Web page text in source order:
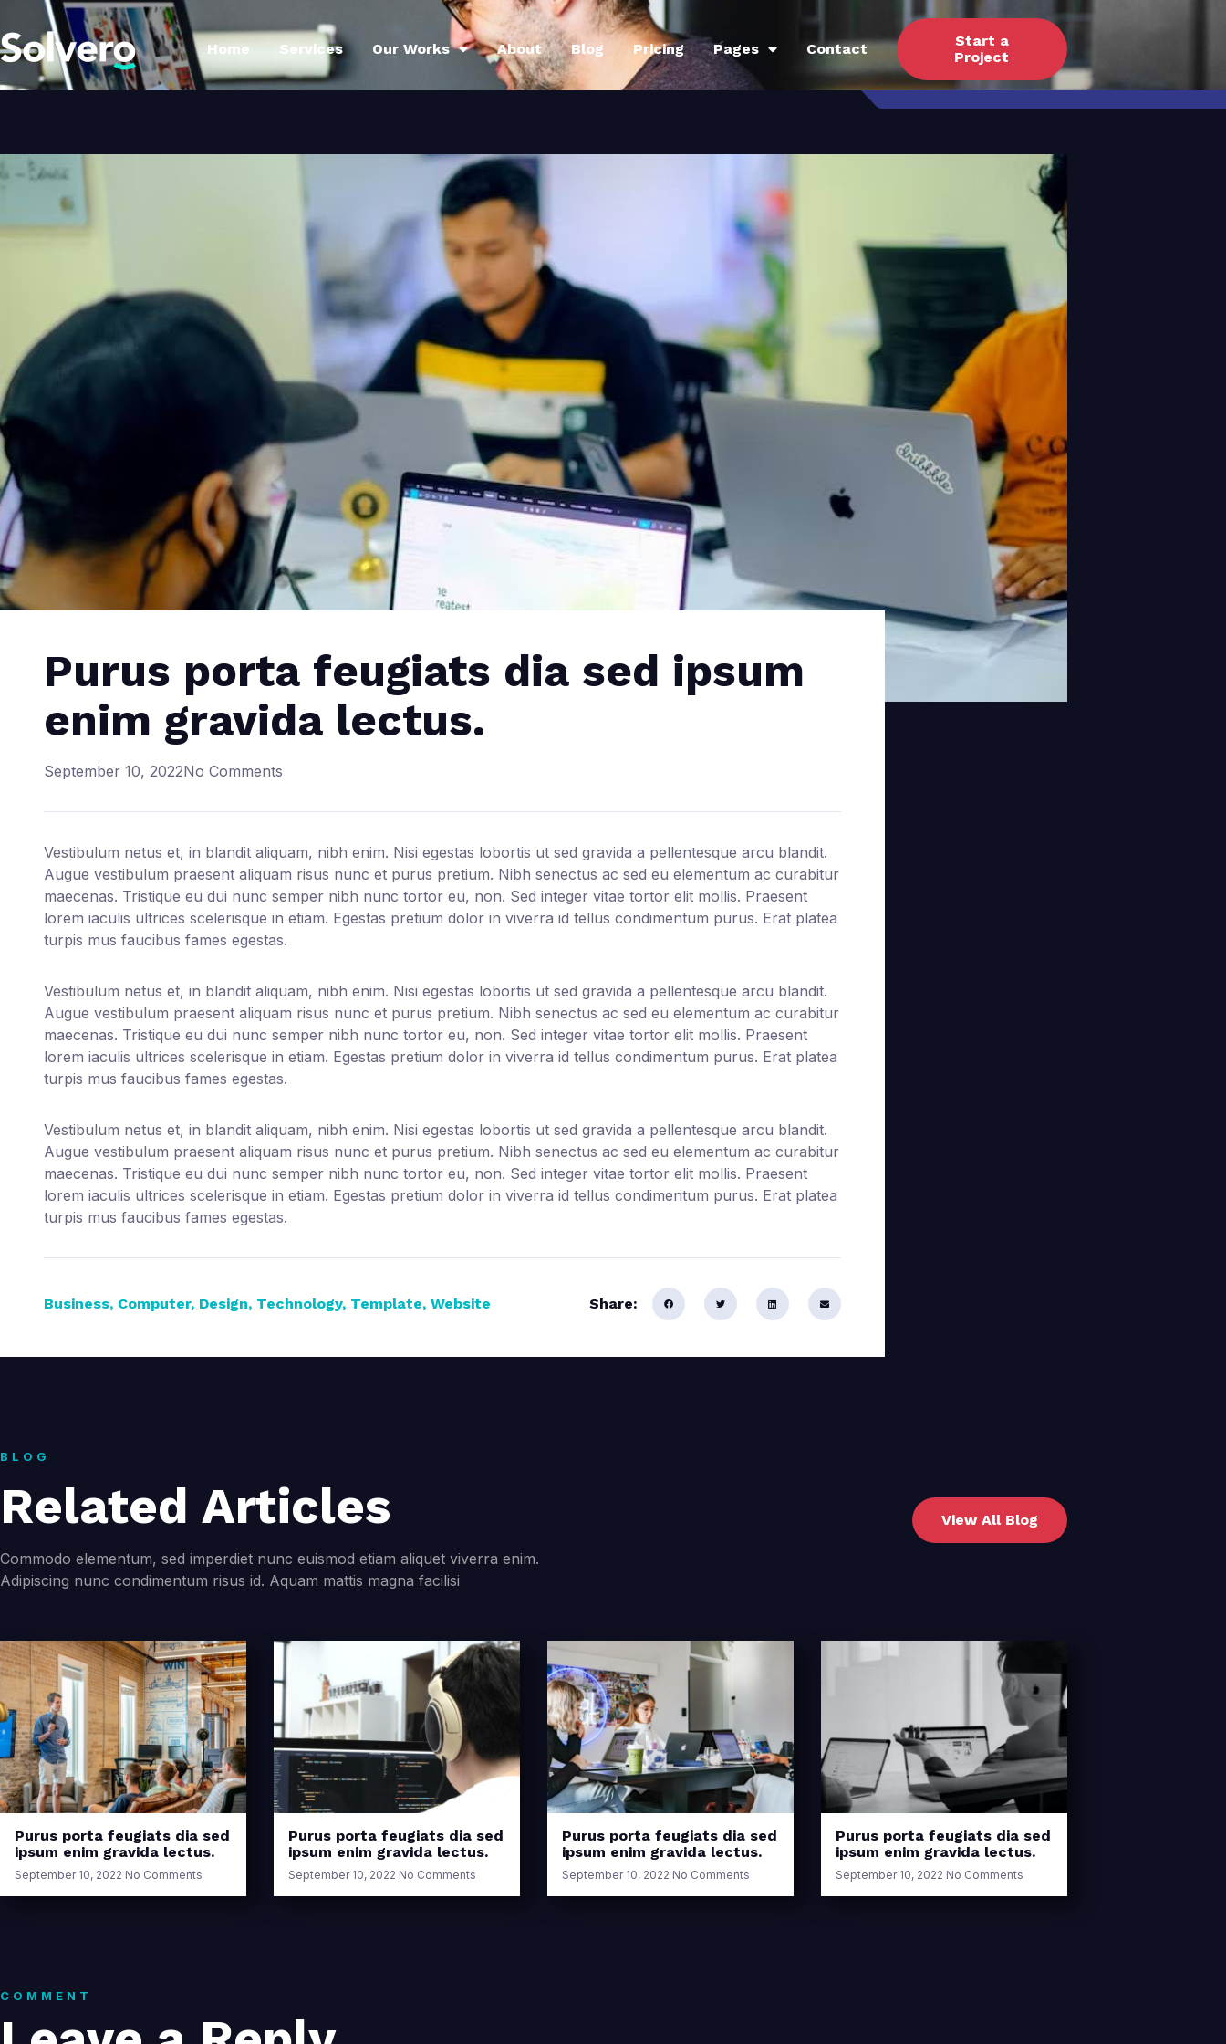
Home Services Our Works About Blog Pricing Pages Contact
Start a
Project
Purus porta feugiats dia sed ipsum
enim gravida lectus.
September 10, 2022No Comments
Vestibulum netus et, in blandit aliquam, nibh enim. Nisi egestas lobortis ut sed gravida a pellentesque arcu blandit.
Augue vestibulum praesent aliquam risus nunc et purus pretium. Nibh senectus ac sed eu elementum ac curabitur
maecenas. Tristique eu dui nunc semper nibh nunc tortor eu, non. Sed integer vitae tortor elit mollis. Praesent
lorem iaculis ultrices scelerisque in etiam. Egestas pretium dolor in viverra id tellus condimentum purus. Erat platea
turpis mus faucibus fames egestas.
Vestibulum netus et, in blandit aliquam, nibh enim. Nisi egestas lobortis ut sed gravida a pellentesque arcu blandit.
Augue vestibulum praesent aliquam risus nunc et purus pretium. Nibh senectus ac sed eu elementum ac curabitur
maecenas. Tristique eu dui nunc semper nibh nunc tortor eu, non. Sed integer vitae tortor elit mollis. Praesent
lorem iaculis ultrices scelerisque in etiam. Egestas pretium dolor in viverra id tellus condimentum purus. Erat platea
turpis mus faucibus fames egestas.
Vestibulum netus et, in blandit aliquam, nibh enim. Nisi egestas lobortis ut sed gravida a pellentesque arcu blandit.
Augue vestibulum praesent aliquam risus nunc et purus pretium. Nibh senectus ac sed eu elementum ac curabitur
maecenas. Tristique eu dui nunc semper nibh nunc tortor eu, non. Sed integer vitae tortor elit mollis. Praesent
lorem iaculis ultrices scelerisque in etiam. Egestas pretium dolor in viverra id tellus condimentum purus. Erat platea
turpis mus faucibus fames egestas.
Business, Computer, Design, Technology, Template, Website Share:
BLOG
Related Articles
Commodo elementum, sed imperdiet nunc euismod etiam aliquet viverra enim.
Adipiscing nunc condimentum risus id. Aquam mattis magna facilisi
View All Blog
Purus porta feugiats dia sed
ipsum enim gravida lectus.
September 10, 2022 No Comments
Purus porta feugiats dia sed
ipsum enim gravida lectus.
September 10, 2022 No Comments
Purus porta feugiats dia sed
ipsum enim gravida lectus.
September 10, 2022 No Comments
Purus porta feugiats dia sed
ipsum enim gravida lectus.
September 10, 2022 No Comments
COMMENT